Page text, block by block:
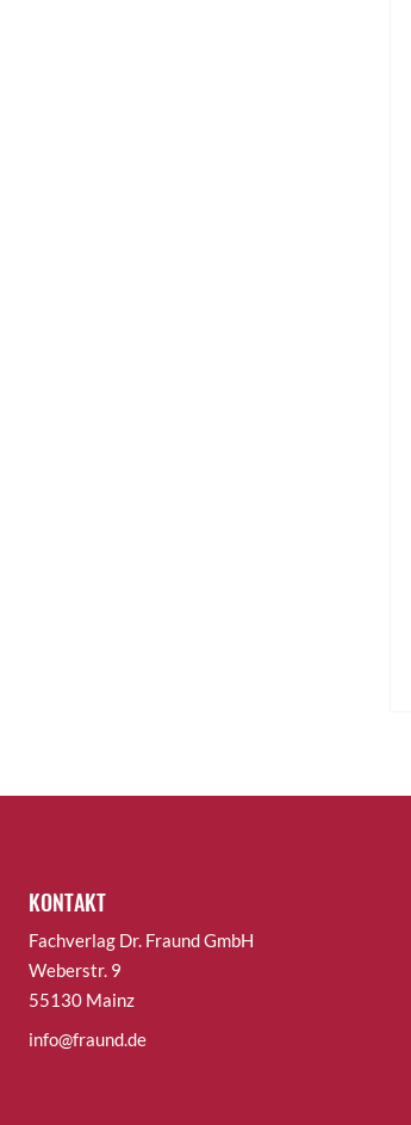
KONTAKT
Fachverlag Dr. Fraund GmbH
Weberstr. 9
55130 Mainz
info@fraund.de